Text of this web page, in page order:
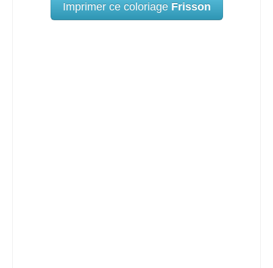
Imprimer ce coloriage Frisson